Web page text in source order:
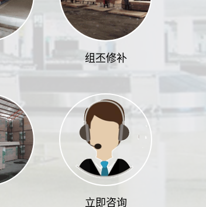
组丕修补
立即咨询